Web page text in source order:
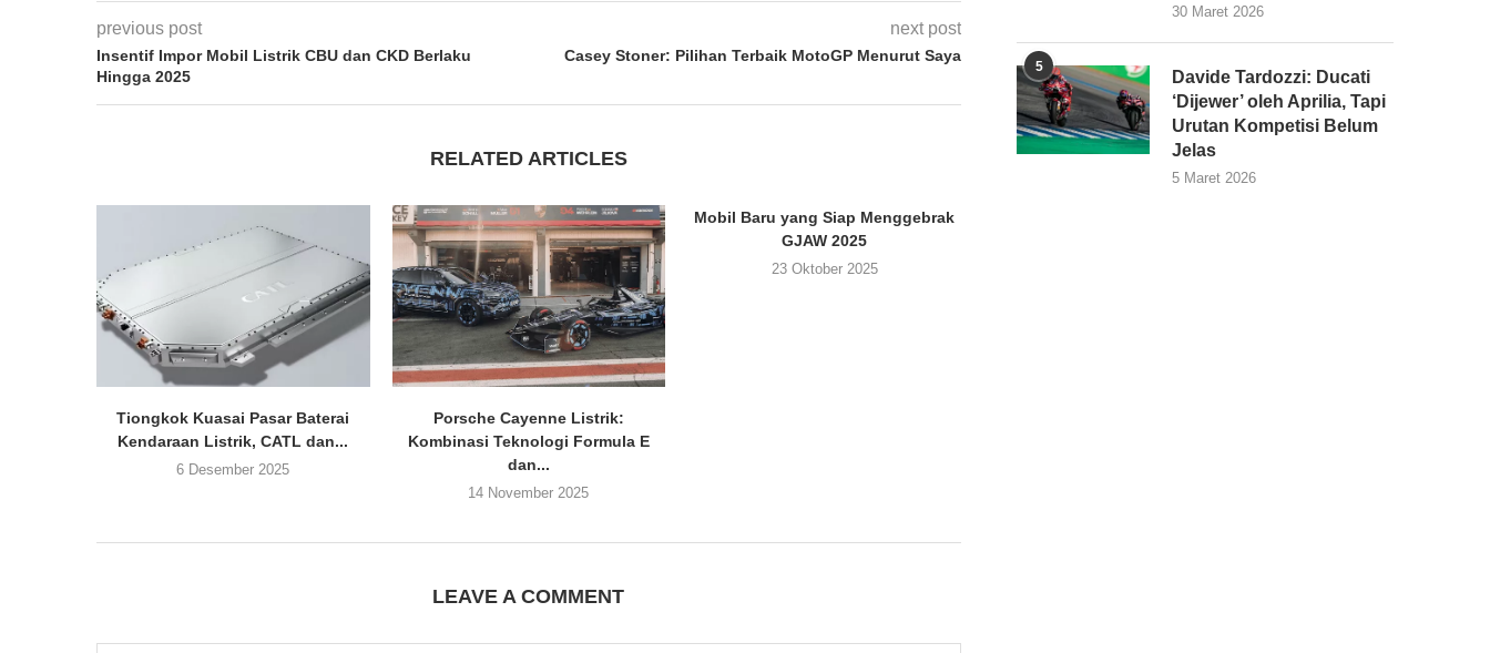
previous post
Insentif Impor Mobil Listrik CBU dan CKD Berlaku
Hingga 2025
next post
Casey Stoner: Pilihan Terbaik MotoGP Menurut Saya
RELATED ARTICLES
Tiongkok Kuasai Pasar Baterai
Kendaraan Listrik, CATL dan...
6 Desember 2025
Porsche Cayenne Listrik:
Kombinasi Teknologi Formula E
dan...
14 November 2025
Mobil Baru yang Siap Menggebrak
GJAW 2025
23 Oktober 2025
LEAVE A COMMENT
30 Maret 2026
5
Davide Tardozzi: Ducati
‘Dijewer’ oleh Aprilia, Tapi
Urutan Kompetisi Belum
Jelas
5 Maret 2026